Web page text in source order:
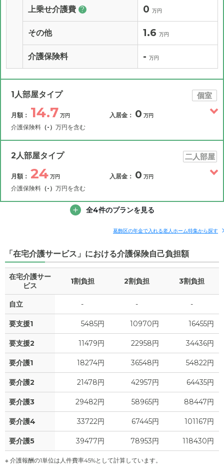
上乗せ介護費 ? 0 万円
その他 1.6 万円
介護保険料 - 万円
1人部屋タイプ 個室
月額： 14.7 万円
介護保険料 （-） 万円を含む
入居金： 0 万円
月額費用 14.7
8.3
0 万円
食費 ? 3 万円
水道・光熱費 1.8
?
その他 1.6
介護保険料 -
2人部屋タイプ 二人部屋
月額： 24 万円
介護保険料 （-） 万円を含む
入居金： 0 万円
入居金
その他費用
補足情報
家賃 13.7 万円
管理費 ? 0 万円
食費 ? 4.5
水道・光熱費 3.4
上乗せ介護費 ? 0
その他 2.4
介護保険料 - 万円
全4件のプランを見る
葛飾区の年金で入れる老人ホーム特集から探す
「在宅介護サービス」における介護保険自己負担額
在宅介護サー
ビス
1割負担 2割負担 3割負担
自立 - - -
要支援1 5485円 10970円 16455円
要支援2 11479円 22958円 34436円
要介護1 18274円 36548円 54822円
要介護2 21478円 42957円 64435円
要介護3 29482円 58965円 88447円
要介護4 33722円 67445円 101167円
要介護5 39477円 78953円 118430円
※ 介護報酬の1単位は人件費率45%として計算しています。